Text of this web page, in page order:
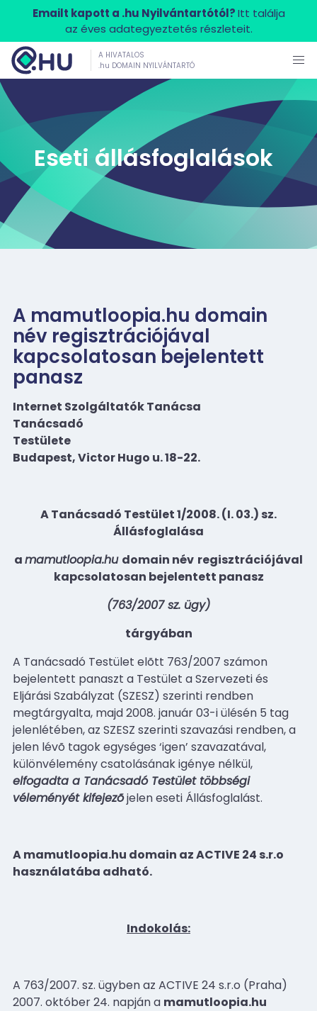
Emailt kapott a .hu Nyilvántartótól?Itt találja
az éves adategyeztetés részleteit.
A HIVATALOS
.hu DOMAIN NYILVÁNTARTÓ
Eseti állásfoglalások
A mamutloopia.hu domain
név regisztrációjával
kapcsolatosan bejelentett
panasz
Internet Szolgáltatók Tanácsa
Tanácsadó
Testülete
Budapest, Victor Hugo u. 18-22.
A Tanácsadó Testület 1/2008. (I. 03.) sz.
Állásfoglalása
amamutloopia.hu domain név regisztrációjával
kapcsolatosan bejelentett panasz
(763/2007 sz. ügy)
tárgyában
A Tanácsadó Testület elõtt 763/2007 számon
bejelentett panaszt a Testület a Szervezeti és
Eljárási Szabályzat (SZESZ) szerinti rendben
megtárgyalta, majd 2008. január 03-i ülésén 5 tag
jelenlétében, az SZESZ szerinti szavazási rendben, a
jelen lévõ tagok egységes ‘igen’ szavazatával,
különvélemény csatolásának igénye nélkül,
elfogadta a Tanácsadó Testület többségi
véleményét kifejezõjelen eseti Állásfoglalást.
A mamutloopia.hu domain az ACTIVE 24 s.r.o
használatába adható.
Indokolás:
A 763/2007. sz. ügyben az ACTIVE 24 s.r.o (Praha)
2007. október 24. napján a mamutloopia.hu